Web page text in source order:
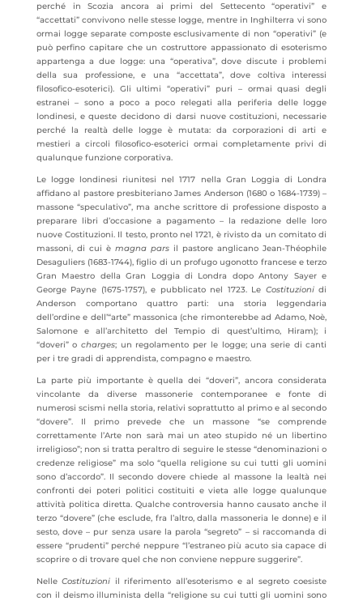
perché in Scozia ancora ai primi del Settecento “operativi” e
“accettati” convivono nelle stesse logge, mentre in Inghilterra vi sono
ormai logge separate composte esclusivamente di non “operativi” (e
può perfino capitare che un costruttore appassionato di esoterismo
appartenga a due logge: una “operativa”, dove discute i problemi
della sua professione, e una “accettata”, dove coltiva interessi
filosofico-esoterici). Gli ultimi “operativi” puri – ormai quasi degli
estranei – sono a poco a poco relegati alla periferia delle logge
londinesi, e queste decidono di darsi nuove costituzioni, necessarie
perché la realtà delle logge è mutata: da corporazioni di arti e
mestieri a circoli filosofico-esoterici ormai completamente privi di
qualunque funzione corporativa.
Le logge londinesi riunitesi nel 1717 nella Gran Loggia di Londra
affidano al pastore presbiteriano James Anderson (1680 o 1684-1739) –
massone “speculativo”, ma anche scrittore di professione disposto a
preparare libri d’occasione a pagamento – la redazione delle loro
nuove Costituzioni. Il testo, pronto nel 1721, è rivisto da un comitato di
massoni, di cui è magna pars il pastore anglicano Jean-Théophile
Desaguliers (1683-1744), figlio di un profugo ugonotto francese e terzo
Gran Maestro della Gran Loggia di Londra dopo Antony Sayer e
George Payne (1675-1757), e pubblicato nel 1723. Le Costituzionidi
Anderson comportano quattro parti: una storia leggendaria
dell’ordine e dell’“arte” massonica (che rimonterebbe ad Adamo, Noè,
Salomone e all’architetto del Tempio di quest’ultimo, Hiram); i
“doveri” ocharges; un regolamento per le logge; una serie di canti
per i tre gradi di apprendista, compagno e maestro.
La parte più importante è quella dei “doveri”, ancora considerata
vincolante da diverse massonerie contemporanee e fonte di
numerosi scismi nella storia, relativi soprattutto al primo e al secondo
“dovere”. Il primo prevede che un massone “se comprende
correttamente l’Arte non sarà mai un ateo stupido né un libertino
irreligioso”; non si tratta peraltro di seguire le stesse “denominazioni o
credenze religiose” ma solo “quella religione su cui tutti gli uomini
sono d’accordo”. Il secondo dovere chiede al massone la lealtà nei
confronti dei poteri politici costituiti e vieta alle logge qualunque
attività politica diretta. Qualche controversia hanno causato anche il
terzo “dovere” (che esclude, fra l’altro, dalla massoneria le donne) e il
sesto, dove – pur senza usare la parola “segreto” – si raccomanda di
essere “prudenti” perché neppure “l’estraneo più acuto sia capace di
scoprire o di trovare quel che non conviene neppure suggerire”.
NelleCostituzioni il riferimento all’esoterismo e al segreto coesiste
con il deismo illuminista della “religione su cui tutti gli uomini sono